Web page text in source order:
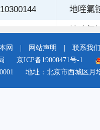
网 网站声明
联系我们
京ICP备19000471号-1
地址：北京市西城区月